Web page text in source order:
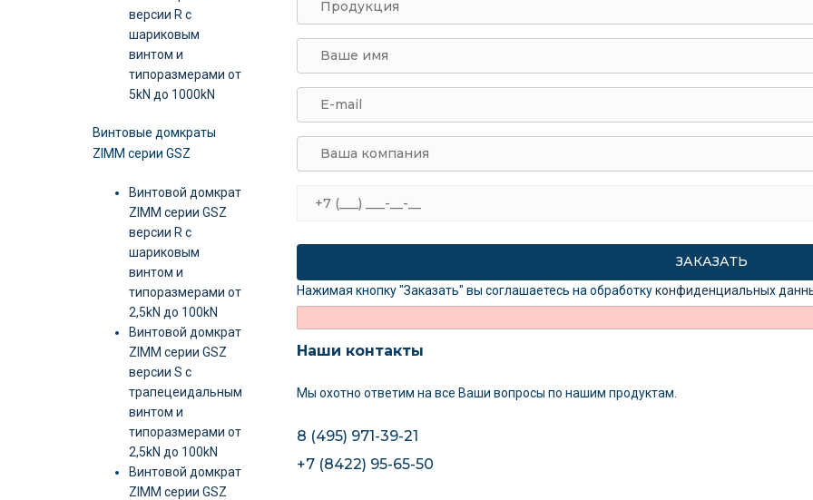
Нажимая кнопку "Заказать" вы соглашаетесь на обработкуконфиденциальных
Наши контакты
Мы охотно ответим на все Ваши вопросы по нашим продуктам.
8 (495) 971-39-21
+7 (8422) 95-65-50
версии R c
шариковым
винтом и
типоразмерами от
5kN до 1000kN
Винтовые домкраты
ZIMM серии GSZ
Винтовой домкрат
ZIMM серии GSZ
версии R c
шариковым
винтом и
типоразмерами от
2,5kN до 100kN
Винтовой домкрат
ZIMM серии GSZ
версии S c
трапецеидальным
винтом и
типоразмерами от
2,5kN до 100kN
Винтовой домкрат
ZIMM серии GSZ